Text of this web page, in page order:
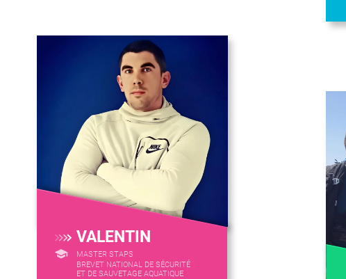
VALENTIN
MASTER STAPS
BREVET NATIONAL DE SÉCURITÉ
ET DE SAUVETAGE AQUATIQUE